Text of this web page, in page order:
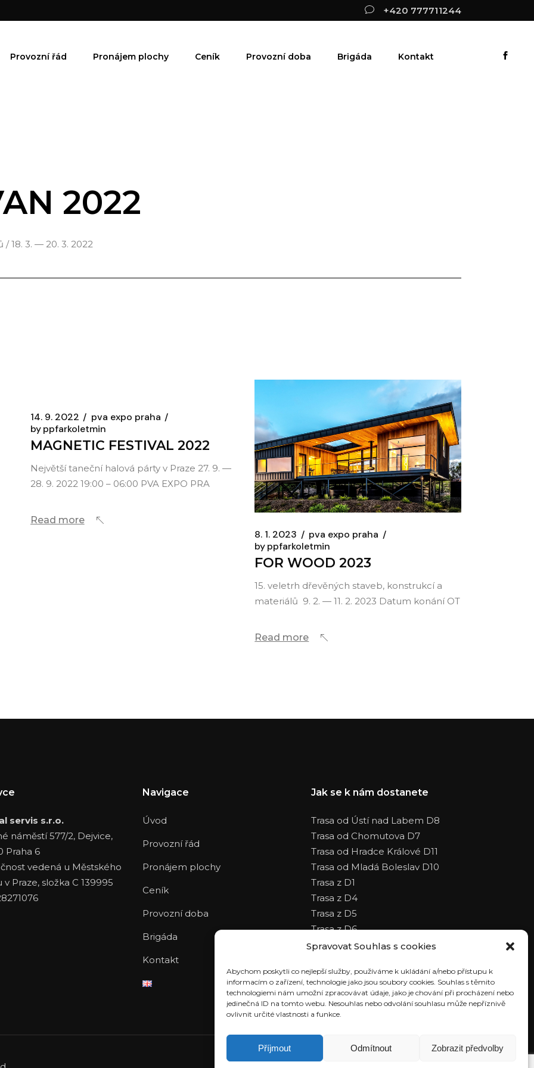
Spravovat Souhlas s cookies
Abychom poskytli co nejlepší služby, používáme k ukládání a/nebo přístupu k
informacím o zařízení, technologie jako jsou soubory cookies. Souhlas s těmito
technologiemi nám umožní zpracovávat údaje, jako je chování při procházení nebo
jedinečná ID na tomto webu. Nesouhlas nebo odvolání souhlasu může nepříznivě
ovlivnit určité vlastnosti a funkce.
Příjmout Odmítnout Zobrazit předvolby
+420 777711244
Provozní řád Pronájem plochy Ceník Provozní doba Brigáda Kontakt
2022
18. 3. — 20. 3. 2022
14. 9. 2022
pva expo praha
by ppfarkoletmin
MAGNETIC FESTIVAL 2022
Největší taneční halová párty v Praze 27. 9. —
28. 9. 2022 19:00 – 06:00 PVA EXPO PRA
Read more
8. 1. 2023
pva expo praha
byppfarkoletmin
FOR WOOD 2023
15. veletrh dřevěných staveb, konstrukcí a
materiálů 9. 2. — 11. 2. 2023 Datum konání OT
Read more
servis s.r.o.
náměstí 577/2, Dejvice,
Praha 6
vedená u Městského
v Praze, složka C 139995
Navigace
Úvod
Provozní řád
Pronájem plochy
Ceník
Provozní doba
Brigáda
Kontakt
Jak se k nám dostanete
Trasa od Ústí nad Labem D8
Trasa od Chomutova D7
Trasa od Hradce Králové D11
Trasa od Mladá Boleslav D10
Trasa z D1
Trasa z D4
Trasa z D5
Trasa z D6